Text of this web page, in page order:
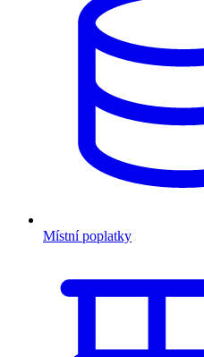
Místní poplatky